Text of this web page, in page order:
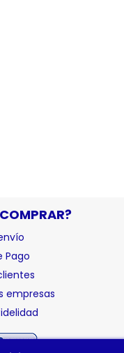
Pago
empresas